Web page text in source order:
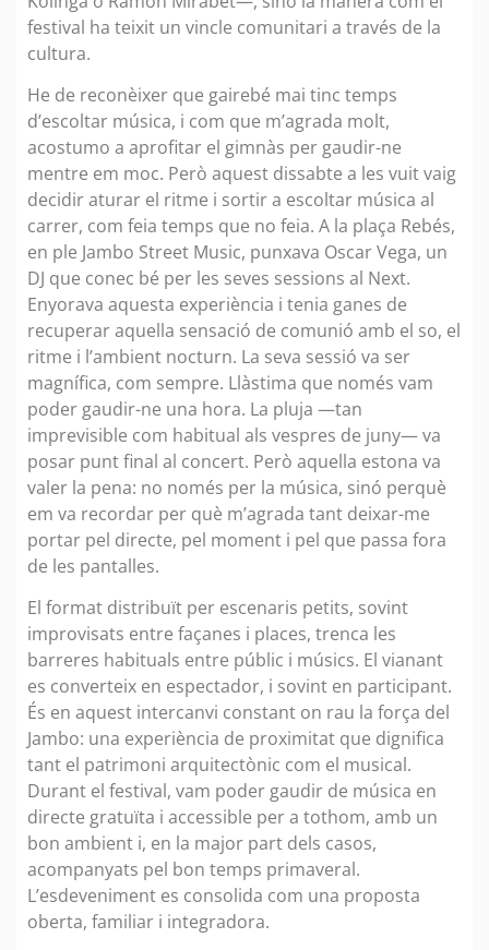
festival ha teixit un vincle comunitari a través de la
cultura.
He de reconèixer que gairebé mai tinc temps
d’escoltar música, i com que m’agrada molt,
acostumo a aprofitar el gimnàs per gaudir-ne
mentre em moc. Però aquest dissabte a les vuit vaig
decidir aturar el ritme i sortir a escoltar música al
carrer, com feia temps que no feia. A la plaça Rebés,
en ple Jambo Street Music, punxava Oscar Vega, un
DJ que conec bé per les seves sessions al Next.
Enyorava aquesta experiència i tenia ganes de
recuperar aquella sensació de comunió amb el so, el
ritme i l’ambient nocturn. La seva sessió va ser
magnífica, com sempre. Llàstima que només vam
poder gaudir-ne una hora. La pluja —tan
imprevisible com habitual als vespres de juny— va
posar punt final al concert. Però aquella estona va
valer la pena: no només per la música, sinó perquè
em va recordar per què m’agrada tant deixar-me
portar pel directe, pel moment i pel que passa fora
de les pantalles.
El format distribuït per escenaris petits, sovint
improvisats entre façanes i places, trenca les
barreres habituals entre públic i músics. El vianant
es converteix en espectador, i sovint en participant.
És en aquest intercanvi constant on rau la força del
Jambo: una experiència de proximitat que dignifica
tant el patrimoni arquitectònic com el musical.
Durant el festival, vam poder gaudir de música en
directe gratuïta i accessible per a tothom, amb un
bon ambient i, en la major part dels casos,
acompanyats pel bon temps primaveral.
L’esdeveniment es consolida com una proposta
oberta, familiar i integradora.